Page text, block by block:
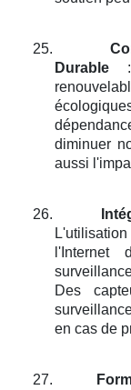
25.
Durable :
diminuer
aussi
26.
l'Internet
Des
en cas de
27.